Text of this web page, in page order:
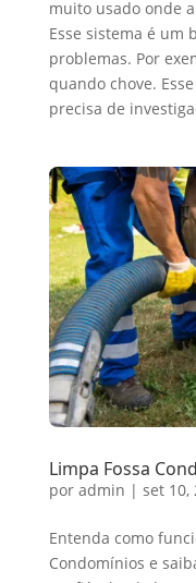
muito usado onde
Esse sistema é um
problemas. Por
quando chove.
precisa de
Limpa Fossa
por admin | set 10,
Entenda como
Condomínios e